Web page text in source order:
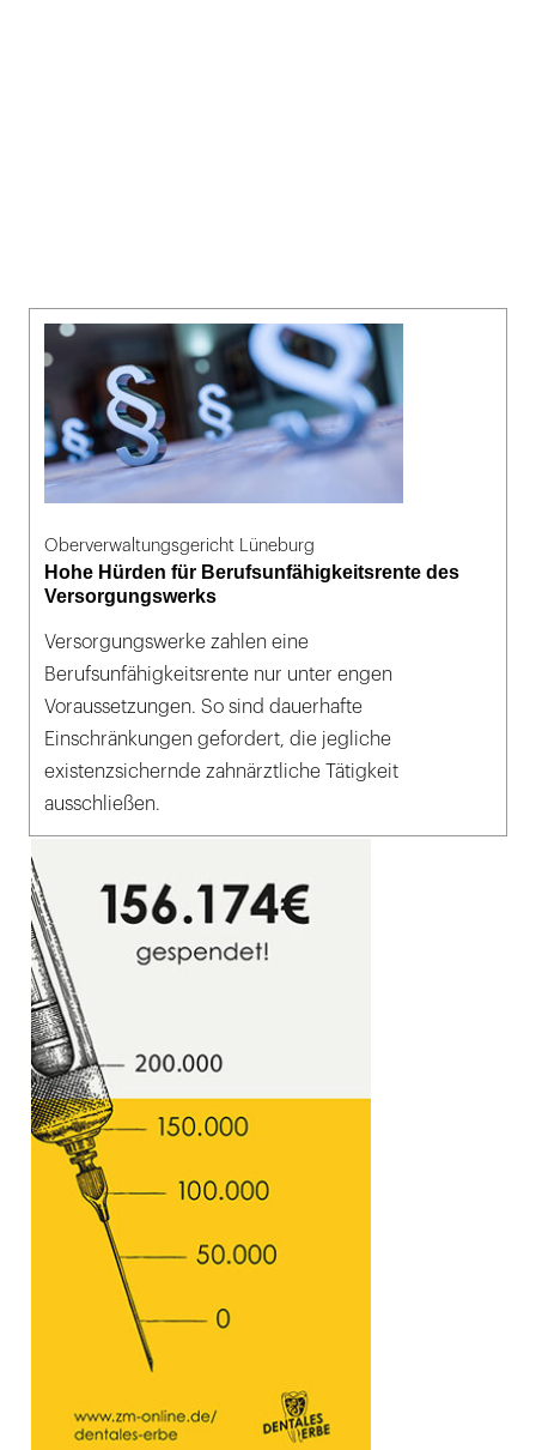
Oberverwaltungsgericht Lüneburg
Hohe Hürden für Berufsunfähigkeitsrente des
Versorgungswerks
Versorgungswerke zahlen eine
Berufsunfähigkeitsrente nur unter engen
Voraussetzungen. So sind dauerhafte
Einschränkungen gefordert, die jegliche
existenzsichernde zahnärztliche Tätigkeit
ausschließen.